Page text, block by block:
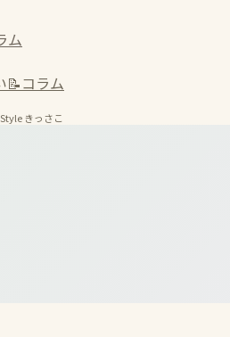
ム
📝コラム
きっさこ